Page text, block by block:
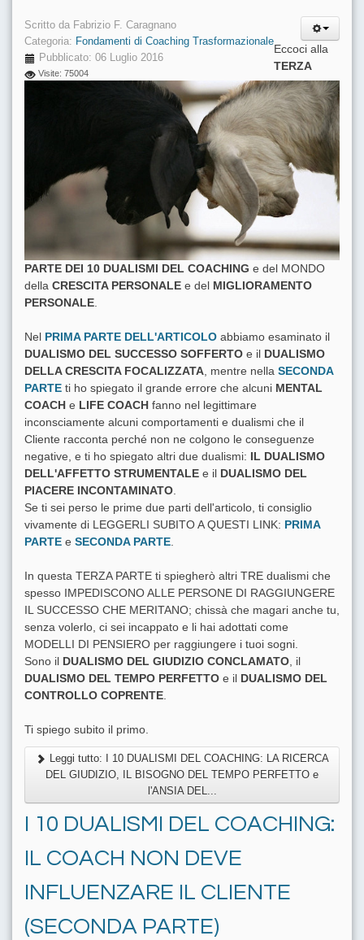
Scritto da Fabrizio F. Caragnano
Categoria: Fondamenti di Coaching Trasformazionale
Pubblicato: 06 Luglio 2016
Visite: 75004
Eccoci alla
TERZA
PARTE DEI 10 DUALISMI DEL COACHING e del MONDO
della CRESCITA PERSONALE e del MIGLIORAMENTO
PERSONALE.
Nel PRIMA PARTE DELL'ARTICOLO abbiamo esaminato il
DUALISMO DEL SUCCESSO SOFFERTO e il DUALISMO
DELLA CRESCITA FOCALIZZATA, mentre nella SECONDA
PARTE ti ho spiegato il grande errore che alcuni MENTAL
COACH e LIFE COACH fanno nel legittimare
inconsciamente alcuni comportamenti e dualismi che il
Cliente racconta perché non ne colgono le conseguenze
negative, e ti ho spiegato altri due dualismi: IL DUALISMO
DELL'AFFETTO STRUMENTALE e il DUALISMO DEL
PIACERE INCONTAMINATO.
Se ti sei perso le prime due parti dell'articolo, ti consiglio
vivamente di LEGGERLI SUBITO A QUESTI LINK: PRIMA
PARTE e SECONDA PARTE.
In questa TERZA PARTE ti spiegherò altri TRE dualismi che
spesso IMPEDISCONO ALLE PERSONE DI RAGGIUNGERE
IL SUCCESSO CHE MERITANO; chissà che magari anche tu,
senza volerlo, ci sei incappato e li hai adottati come
MODELLI DI PENSIERO per raggiungere i tuoi sogni.
Sono il DUALISMO DEL GIUDIZIO CONCLAMATO, il
DUALISMO DEL TEMPO PERFETTO e il DUALISMO DEL
CONTROLLO COPRENTE.
Ti spiego subito il primo.
Leggi tutto: I 10 DUALISMI DEL COACHING: LA RICERCA
DEL GIUDIZIO, IL BISOGNO DEL TEMPO PERFETTO e
l'ANSIA DEL...
I 10 DUALISMI DEL COACHING:
IL COACH NON DEVE
INFLUENZARE IL CLIENTE
(SECONDA PARTE)